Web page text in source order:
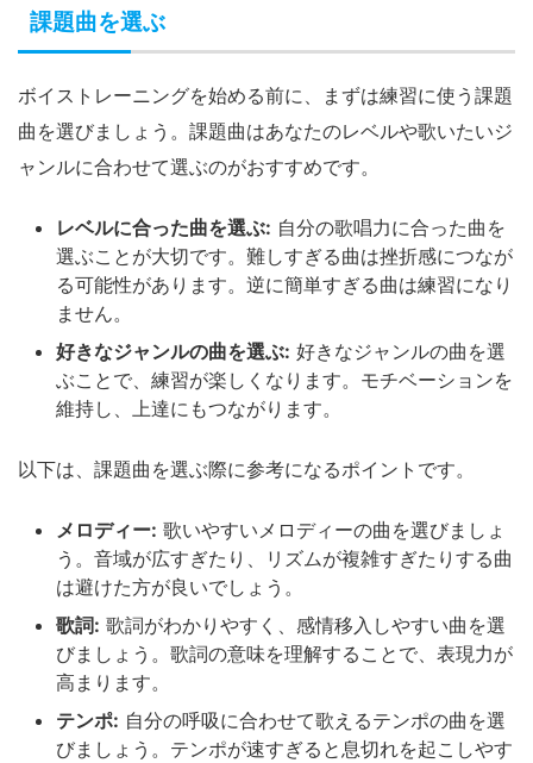
課題曲を選ぶ
ボイストレーニングを始める前に、まずは練習に使う課題
曲を選びましょう。課題曲はあなたのレベルや歌いたいジ
ャンルに合わせて選ぶのがおすすめです。
レベルに合った曲を選ぶ: 自分の歌唱力に合った曲を
選ぶことが大切です。難しすぎる曲は挫折感につなが
る可能性があります。逆に簡単すぎる曲は練習になり
ません。
好きなジャンルの曲を選ぶ: 好きなジャンルの曲を選
ぶことで、練習が楽しくなります。モチベーションを
維持し、上達にもつながります。
以下は、課題曲を選ぶ際に参考になるポイントです。
メロディー: 歌いやすいメロディーの曲を選びましょ
う。音域が広すぎたり、リズムが複雑すぎたりする曲
は避けた方が良いでしょう。
歌詞: 歌詞がわかりやすく、感情移入しやすい曲を選
びましょう。歌詞の意味を理解することで、表現力が
高まります。
テンポ: 自分の呼吸に合わせて歌えるテンポの曲を選
びましょう。テンポが速すぎると息切れを起こしやす